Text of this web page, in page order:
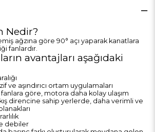
Nedir?
ağzına göre 90° açı yaparak kanatlara
fanlardır.
avantajları aşağıdaki
ve aşındırıcı ortam uygulamaları
göre, motora daha kolay ulaşım
direncine sahip yerlerde, daha verimli ve
debiler